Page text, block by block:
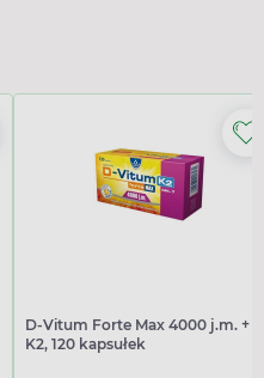
D-Vitum Forte Max 4000 j.m. +
K2, 120 kapsułek